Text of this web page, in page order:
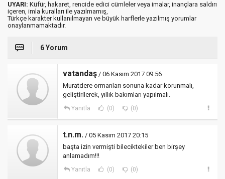
UYARI: Küfür, hakaret, rencide edici cümleler veya imalar, inançlara saldırı
içeren, imla kuralları ile yazılmamış,
Türkçe karakter kullanılmayan ve büyük harflerle yazılmış yorumlar
onaylanmamaktadır.
6 Yorum
vatandaş / 06 Kasım 2017 09:56
Muratdere ormanları sonuna kadar korunmalı,
geliştirilerek, yıllık bakımları yapılmalı.
Yanıtla (0) (0)
t.n.m. / 05 Kasım 2017 20:15
başta izin vermişti bileciktekiler ben birşey
anlamadım!!!
Yanıtla (0) (0)